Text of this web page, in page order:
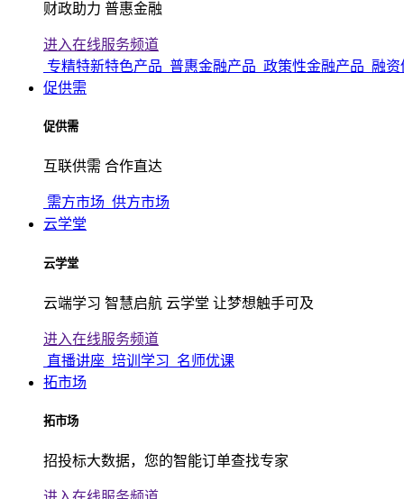
财政助力 普惠金融
进入在线服务频道
专精特新特色产品 普惠金融产品 政策性金融产品 融资
促供需
促供需
互联供需 合作直达
需方市场 供方市场
云学堂
云学堂
云端学习 智慧启航 云学堂 让梦想触手可及
进入在线服务频道
直播讲座 培训学习 名师优课
拓市场
拓市场
招投标大数据，您的智能订单查找专家